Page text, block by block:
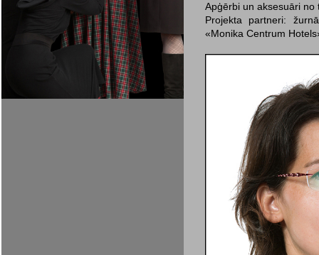
Apģērbi un aksesuāri
Projekta partneri:
«Monika Centrum